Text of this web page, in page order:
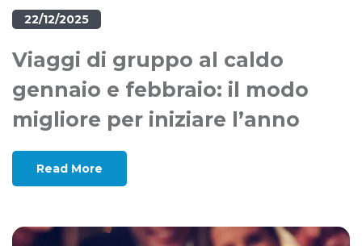
22/12/2025
Viaggi di gruppo al caldo
gennaio e febbraio: il modo
migliore per iniziare l’anno
Read More